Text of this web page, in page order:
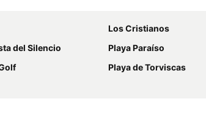
Los Cristianos
del Silencio
Playa Paraíso
Playa de Torviscas